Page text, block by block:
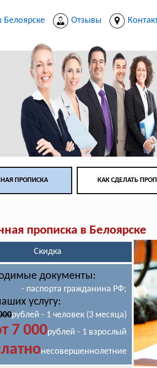
Белоярске Отзывы
ПРОПИСКА КАК СДЕЛАТЬ
прописка в Белоярске
Скидка
документы:
- паспорта гражданина РФ;
услугу:
рублей - 1 человек (3 месяца)
7 000рублей - 1 взрослый
несовершеннолетние